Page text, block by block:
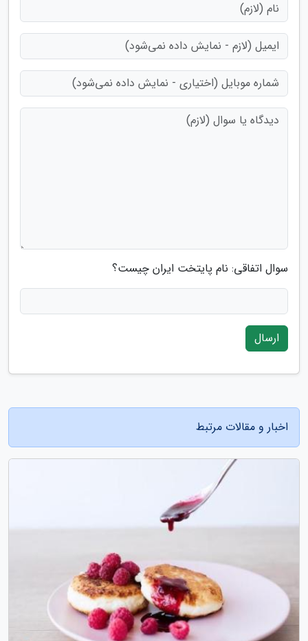
سوال اتفاقی: نام پایتخت ایران چیست؟
ارسال
اخبار و مقالات مرتبط